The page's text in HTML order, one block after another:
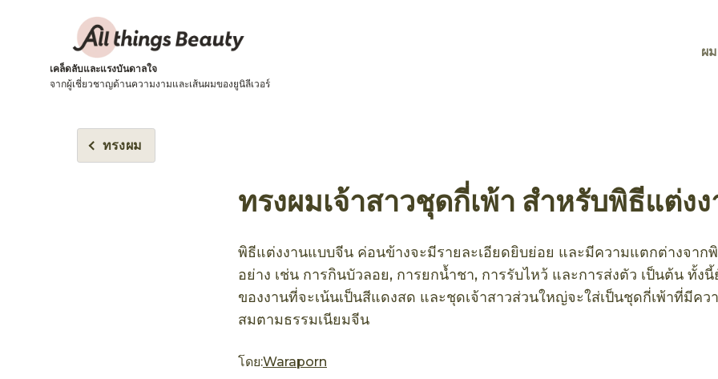
เคล็ดลับและแรงบันดาลใจ
จากผู้เชี่ยวชาญด้านความงามและเส้นผมของยูนิลีเวอร์
ผม
ทรงผม
ทรงผมเจ้าสาวชุดกี่เพ้า สำหรับพิธีแต่ง
พิธีแต่งงานแบบจีน ค่อนข้างจะมีรายละเอียดยิบย่อย และมีความแตกต่างจาก
อย่าง เช่น การกินบัวลอย, การยกน้ำชา, การรับไหว้ และการส่งตัว เป็นต้น ทั้ง
ของงานที่จะเน้นเป็นสีแดงสด และชุดเจ้าสาวส่วนใหญ่จะใส่เป็นชุดกี่เพ้าที่มีคว
สมตามธรรมเนียมจีน
โดย:Waraporn